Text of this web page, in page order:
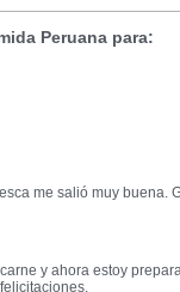
Peruana para:
me salió muy buena.
y ahora estoy